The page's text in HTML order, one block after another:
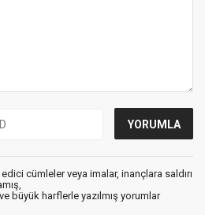
cümleler veya imalar, inançlara saldırı
büyük harflerle yazılmış yorumlar